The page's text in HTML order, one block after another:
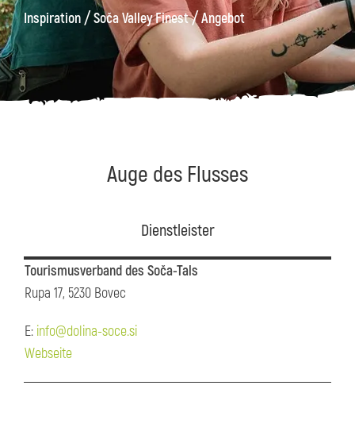
Inspiration/Soča Valley Finest/Angebot
von
Kobarid
Auge des Flusses
Dienstleister
Tourismusverband des Soča-Tals
Rupa 17, 5230 Bovec
E: info@dolina-soce.si
Webseite